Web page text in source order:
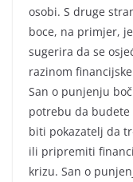
osobi. S druge
boce, na primjer,
sugerira da se
razinom
San o punjenju
potrebu da
biti pokazatelj da
ili pripremiti
krizu. San o